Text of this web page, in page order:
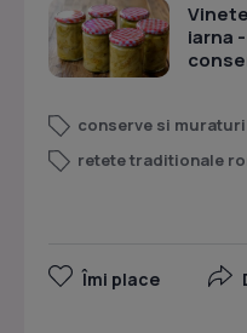
iarna
conserve si muraturi
retete traditionale
Îmi place